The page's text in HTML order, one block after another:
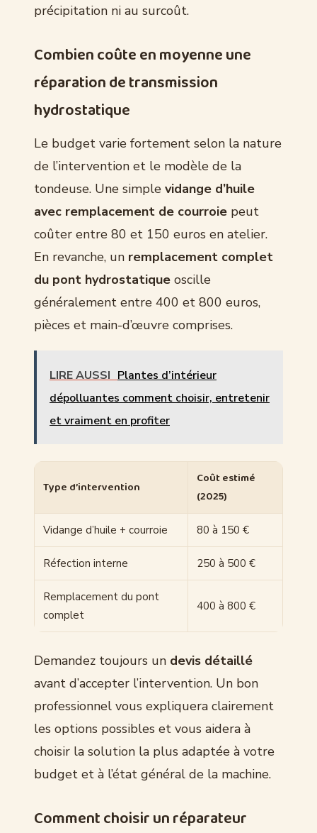
précipitation ni au surcoût.
Combien coûte en moyenne une
réparation de transmission
hydrostatique
Le budget varie fortement selon la nature
de l’intervention et le modèle de la
tondeuse. Une simple vidange d’huile
avec remplacement de courroie peut
coûter entre 80 et 150 euros en atelier.
En revanche, un remplacement complet
du pont hydrostatique oscille
généralement entre 400 et 800 euros,
pièces et main-d’œuvre comprises.
LIRE AUSSI Plantes d’intérieur
dépolluantes comment choisir, entretenir
et vraiment en profiter
Type d’intervention
Coût estimé
(2025)
Vidange d’huile + courroie 80 à 150 €
Réfection interne 250 à 500 €
Remplacement du pont
complet
400 à 800 €
Demandez toujours un devis détaillé
avant d’accepter l’intervention. Un bon
professionnel vous expliquera clairement
les options possibles et vous aidera à
choisir la solution la plus adaptée à votre
budget et à l’état général de la machine.
Comment choisir un réparateur